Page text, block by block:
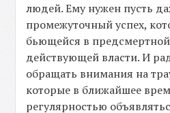
людей. Ему нужен пусть
промежуточный успех,
бьющейся в
действующей власти. И
обращать внимания на
которые в ближайшее
регулярностью